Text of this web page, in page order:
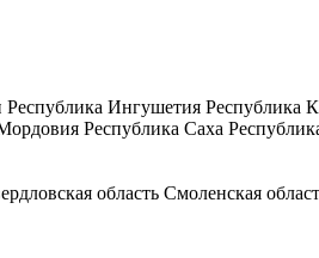
Республика Ингушетия Республика
Республика Саха
область Смоленская